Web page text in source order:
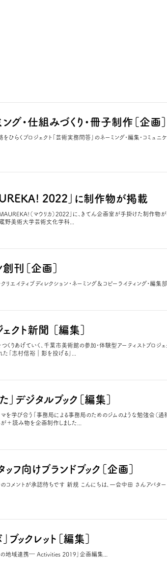
グ・仕組みづくり・冊子制作［企画］
ひらくプロジェクト「芸術実務問答」のネーミング・編集・コミュニ
2022」に制作物が掲載
（マウリカ）2022」に、きてん企画室が手掛けた制作物が
野美術大学芸術文化学科...
創刊［企画］
リエイティブディレクション・ネーミング＆コピーライティング・編集
ェクト新聞 ［編集］
りあげていく、千葉市美術館の参加・体験型アーティストプロジェク
「志村信裕｜影を投げる」...
」デジタルブック［編集］
を学び合う「事務局による事務局のためのジムのような勉強会（通
が＋読み物を企画制作しました...
ッフ向けブランドブック［企画］
メントが承認待ちです 新規 こんにちは、一会中田 さんアバタ
ブックレット［編集］
地域連携― Activities 2019」企画編集...